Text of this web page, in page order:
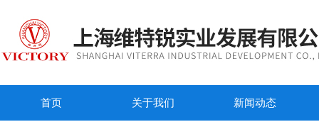
首页 关于我们 新闻动态